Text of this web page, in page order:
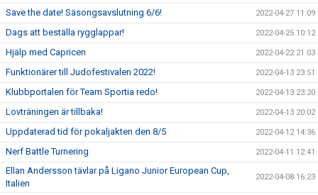
Save the date! Säsongsavslutning 6/6! 2022-04-27 11:09
Dags att beställa rygglappar! 2022-04-25 10:12
Hjälp med Capricen 2022-04-22 21:03
Funktionärer till Judofestivalen 2022! 2022-04-13 23:51
Klubbportalen för Team Sportia redo! 2022-04-13 23:20
Lovträningen är tillbaka! 2022-04-13 20:02
Uppdaterad tid för pokaljakten den 8/5 2022-04-12 14:36
Nerf Battle Turnering 2022-04-11 12:41
Ellan Andersson tävlar på Ligano Junior European Cup,
Italien
2022-04-08 16:23